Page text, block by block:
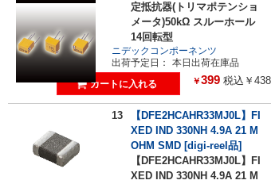
定抵抗器(トリマポテンショ
メータ)50kΩ スルーホール
14回転型
ニデックコンポーネンツ
出荷予定日：
本日出荷在庫品
￥399 税込￥438
13
【DFE2HCAHR33MJ0L】FI
XED IND 330NH 4.9A 21 M
OHM SMD [digi-reel品]
【DFE2HCAHR33MJ0L】FI
XED IND 330NH 4.9A 21 M